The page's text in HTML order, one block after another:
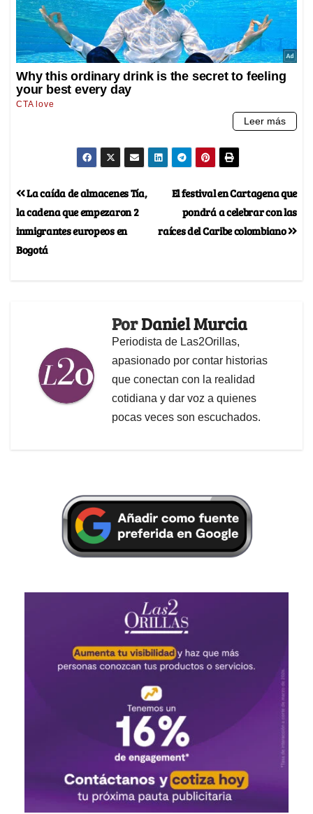
El festival en Cartagena que
pondrá a celebrar con las
raíces del Caribe colombiano
La caída de almacenes Tía,
la cadena que empezaron 2
inmigrantes europeos en
Bogotá
PorDaniel Murcia
Periodista de Las2Orillas,
apasionado por contar historias
que conectan con la realidad
cotidiana y dar voz a quienes
pocas veces son escuchados.